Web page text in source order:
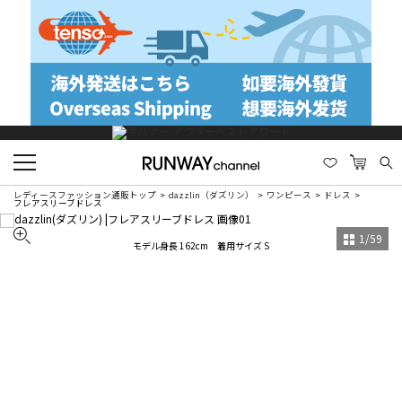
レディースファッション通販トップ dazzlin（ダズリン） ワンピース ドレス
フレアスリーブドレス
モデル身長 162cm 着用サイズ S 1 /59